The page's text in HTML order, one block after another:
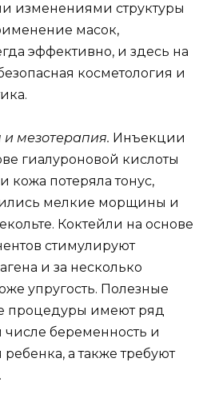
изменениями структуры
масок,
эффективно, и здесь на
косметология и
мезотерапия. Инъекции
гиалуроновой кислоты
кожа потеряла тонус,
мелкие морщины и
Коктейли на основе
стимулируют
и за несколько
упругость. Полезные
процедуры имеют ряд
беременность и
а также требуют